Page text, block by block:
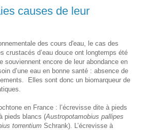
causes de leur
des cours d'eau, le cas des
crustacés d’eau douce ont longtemps été
encore de leur abondance en
d’une eau en bonne santé : absence de
Elles sont donc un biomarqueur de
en France : l’écrevisse dite à pieds
pieds blancs (Austropotamobius pallipes
torrentium Schrank). L’écrevisse à